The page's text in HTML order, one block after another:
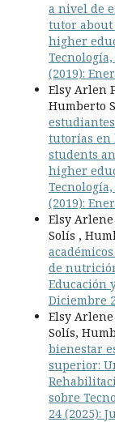
a nivel de
tutor about
higher
Tecnología,
(2019):
Elsy Arlen
Humberto
tutorías en
students
higher
Tecnología,
(2019):
Elsy
Solís ,
de
Educación
Diciembre
Elsy
Solís,
bienestar
superior:
sobre
24 (2025):